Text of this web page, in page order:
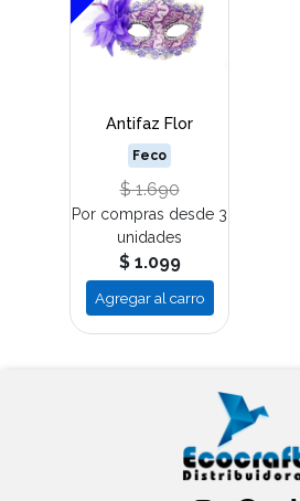
Antifaz Flor
Feco
$ 1.690
Por compras desde 3
unidades
$ 1.099
Agregar al carro